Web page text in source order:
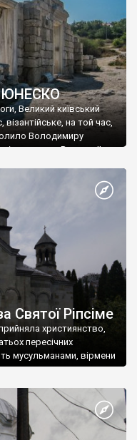
ЮНЕСКО
Великий київський
на той час,
Володимиру
імператору Василю ІІ, та
Василем-християнином.
Херсонесу Таврійського
Святої Ріпсіме
християнство,
пересічних
мусульманами, вірмени